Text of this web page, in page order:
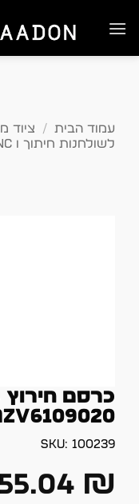
to
עמוד הבית / ציוד
לשולחנות חיתוך ו CNC
כרסם חירוץ
SKU: 100239
₪